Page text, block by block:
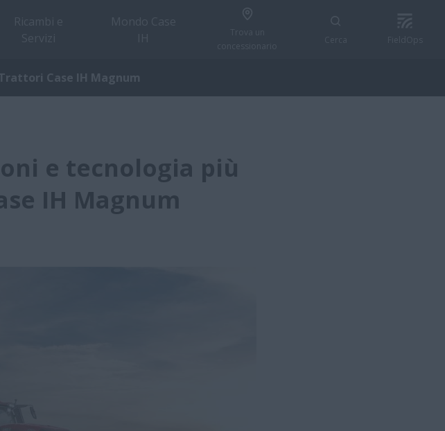
Case IH Magnum
e tecnologia più
IH Magnum